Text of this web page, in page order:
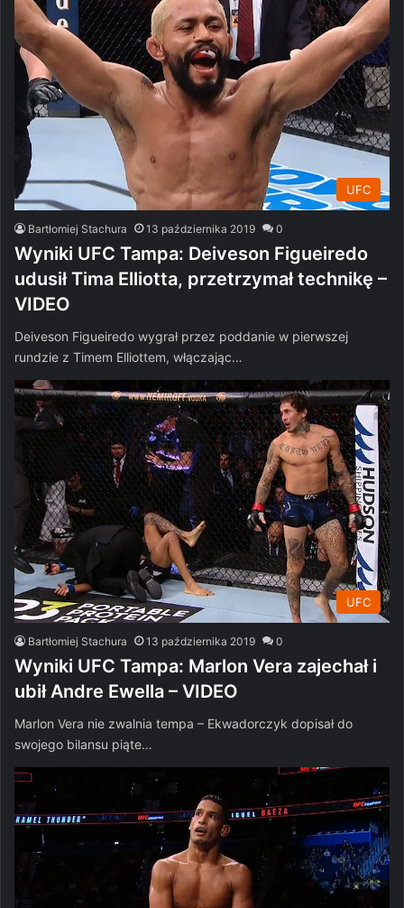
UFC
Bartłomiej Stachura 13 października 2019 0
Wyniki UFC Tampa: Deiveson Figueiredo
udusił Tima Elliotta, przetrzymał technikę –
VIDEO
Deiveson Figueiredo wygrał przez poddanie w pierwszej
rundzie z Timem Elliottem, włączając…
UFC
Bartłomiej Stachura 13 października 2019 0
Wyniki UFC Tampa: Marlon Vera zajechał i
ubił Andre Ewella – VIDEO
Marlon Vera nie zwalnia tempa – Ekwadorczyk dopisał do
swojego bilansu piąte…